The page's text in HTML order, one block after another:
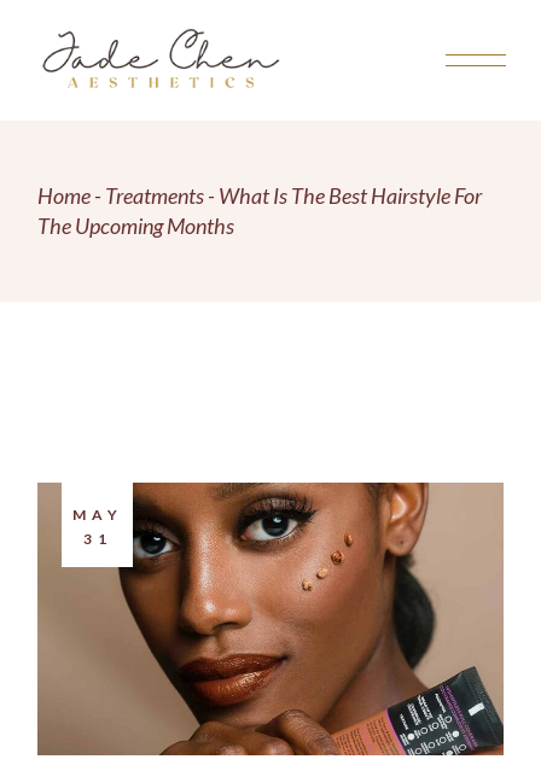
Home Treatments What Is The Best Hairstyle For
The Upcoming Months
MAY
31